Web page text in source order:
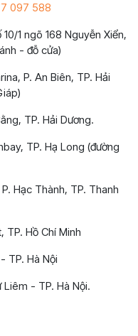
097 588
1 ngõ 168 Nguyễn Xiển,
- đỗ cửa)
P. An Biên, TP. Hải
TP. Hải Dương.
TP. Hạ Long (đường
Hạc Thành, TP. Thanh
TP. Hồ Chí Minh
TP. Hà Nội
Liêm - TP. Hà Nội.